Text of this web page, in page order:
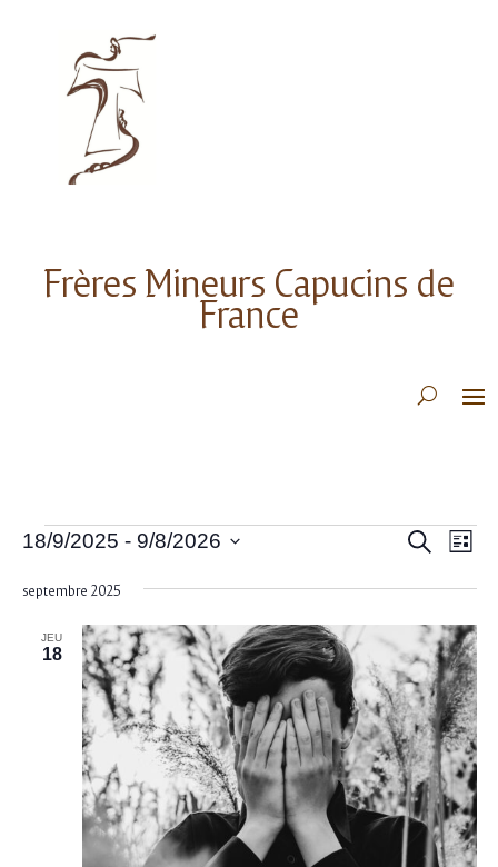
Frères Mineurs Capucins de
France
Évènements
de
vues
Recherche
de
Liste
18/9/2025 - 9/8/2026
une
septembre 2025
JEU
18